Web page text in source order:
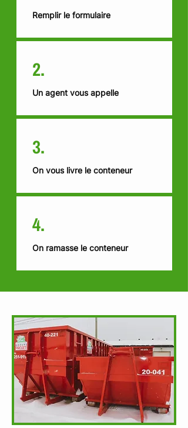
Remplir le formulaire
2.
Un agent vous appelle
3.
On vous livre le conteneur
4.
On ramasse le conteneur